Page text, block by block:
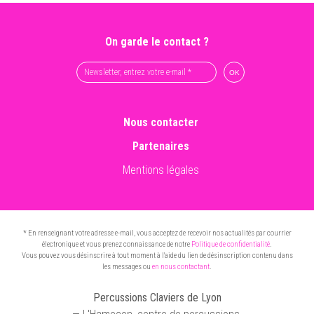
On garde le contact ?
Nous contacter
Partenaires
Mentions légales
* En renseignant votre adresse e-mail, vous acceptez de recevoir nos actualités par courrier
électronique et vous prenez connaissance de notre Politique de confidentialité.
Vous pouvez vous désinscrire à tout moment à l'aide du lien de désinscription contenu dans
les messages ou en nous contactant.
Percussions Claviers de Lyon